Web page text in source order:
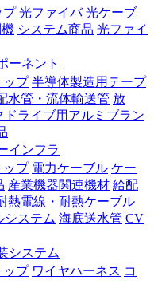
プ 光ファイバ 光ケーブ
システム商品 光ファイ
ーネント
ップ 半導体製造用テープ
水管・流体輸送管 放
ドライブ用アルミブラン
インフラ
ップ 電力ケーブル ケー
産業機器関連機材 給配
熱電線・耐熱ケーブル
システム 海底送水管 CV
システム
ップ ワイヤハーネス コ